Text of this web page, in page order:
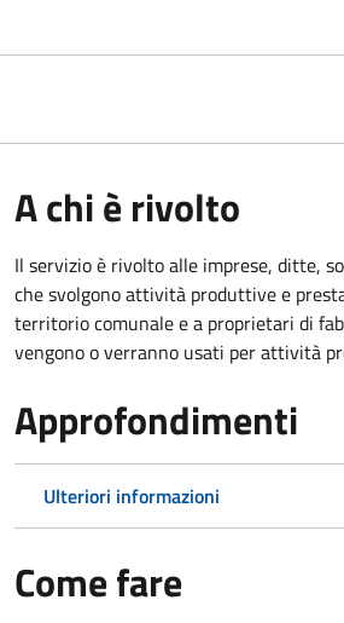
A chi è rivolto
Il servizio è rivolto alle imprese, ditte,
che svolgono attività produttive e
territorio comunale e a proprietari di
vengono o verranno usati per attività
Approfondimenti
Ulteriori informazioni
Come fare